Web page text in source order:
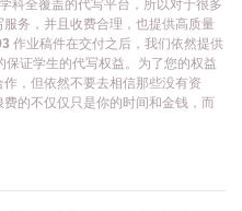
科全覆盖的代写平台，所以对于很多
务，并且收费合理，也提供高质量
作业稿件在交付之后，我们依然提供
证学生的代写权益。为了您的权益
，但依然不要去相信那些没有资
的不仅仅只是你的时间和金钱，而